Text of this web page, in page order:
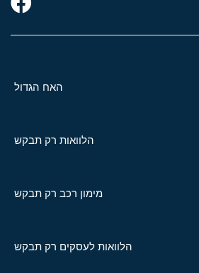
האח הגדול
הלוואות רק תבקש
מימון רכב רק תבקש
הלוואות לעסקים רק תבקש